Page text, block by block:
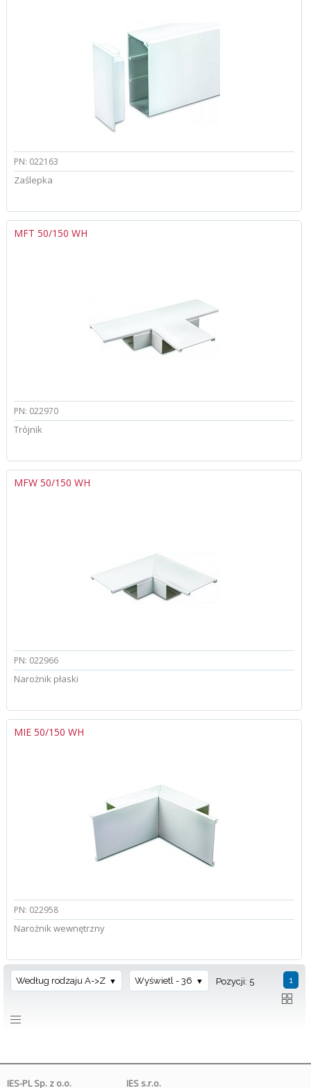
PN: 022163
Zaślepka
MFT 50/150 WH
PN: 022970
Trójnik
MFW 50/150 WH
PN: 022966
Narożnik płaski
MIE 50/150 WH
PN: 022958
Narożnik wewnętrzny
1
Według rodzaju A->Z Wyświetl - 36 Pozycji: 5
IES-PL Sp. z o.o. IES s.r.o.